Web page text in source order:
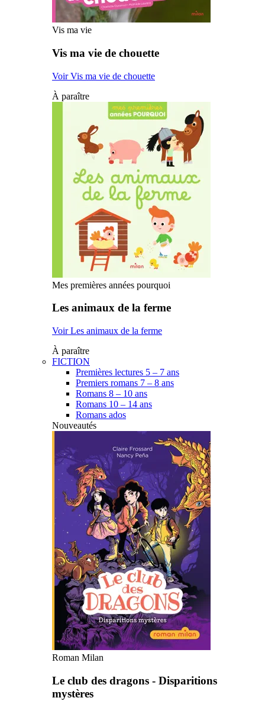
Vis ma vie
Vis ma vie de chouette
Voir Vis ma vie de chouette
À paraître
Mes premières années pourquoi
Les animaux de la ferme
Voir Les animaux de la ferme
À paraître
FICTION
Premières lectures 5 – 7 ans
Premiers romans 7 – 8 ans
Romans 8 – 10 ans
Romans 10 – 14 ans
Romans ados
Nouveautés
Roman Milan
Le club des dragons - Disparitions
mystères